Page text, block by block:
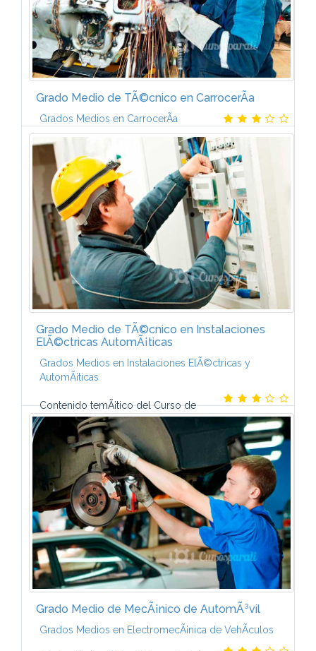
Grado Medio de TÃ©cnico en CarrocerÃ­a
Grados Medios en CarrocerÃ­a
Contenido temÃ¡tico. Â¿QuÃ© aprenderÃ¡s?-Este
Plan de FormaciÃ³n de TÃ©cnico en CarrocerÃ­a del
AutomÃ³vil incluye los temarios que aparecen a
continuaciÃ³n: 1. Elementos amovibles 2...
Grado Medio de TÃ©cnico en Instalaciones
ElÃ©ctricas AutomÃ¡ticas
Grados Medios en Instalaciones ElÃ©ctricas y
AutomÃ¡ticas
Contenido temÃ¡tico del Curso de
TÃ©cnico en Instalaciones ElÃ©ctricas y
AutomÃ¡ticas-El programa de este Curso a distancia
de CCC integra los contenidos fundamentales que
Grado Medio de MecÃ¡nico de AutomÃ³vil
Grados Medios en ElectromecÃ¡nica de VehÃ­culos